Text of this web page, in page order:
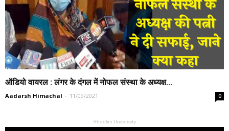
ऑडियो वायरल : लंगर के दंगल में नोफल संस्था के अध्यक्ष...
Aadarsh Himachal - 11/09/2021 0
Shoolini University